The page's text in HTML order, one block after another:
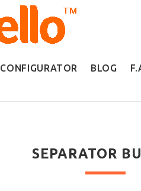
CONFIGURATOR BLOG
SEPARATOR